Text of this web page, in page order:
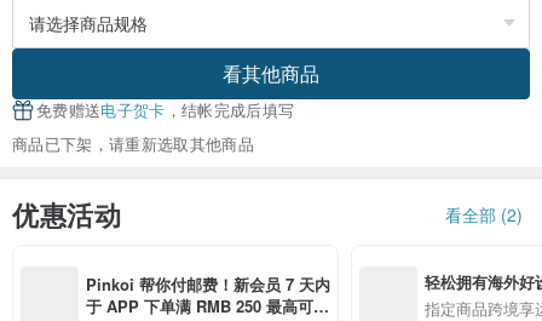
看其他商品
免费赠送电子贺卡 ，结帐完成后填写
商品已下架，请重新选取其他商品
优惠活动 看全部 (2)
Pinkoi 帮你付邮费！新会员 7 天内
于 APP 下单满 RMB 250 最高可折
轻松拥有海外好
指定商品跨境享